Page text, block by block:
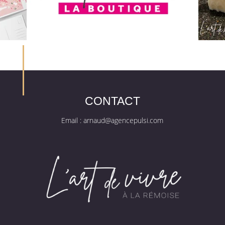
CONTACT
Email :arnaud@agencepulsi.com